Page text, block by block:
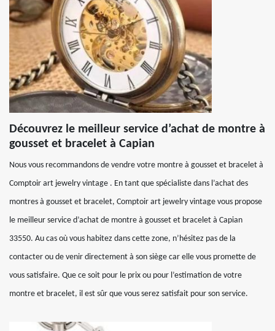
Découvrez le meilleur service d’achat de montre à
gousset et bracelet à Capian
Nous vous recommandons de vendre votre montre à gousset et bracelet à
Comptoir art jewelry vintage . En tant que spécialiste dans l’achat des
montres à gousset et bracelet, Comptoir art jewelry vintage vous propose
le meilleur service d’achat de montre à gousset et bracelet à Capian
33550. Au cas où vous habitez dans cette zone, n’hésitez pas de la
contacter ou de venir directement à son siège car elle vous promette de
vous satisfaire. Que ce soit pour le prix ou pour l’estimation de votre
montre et bracelet, il est sûr que vous serez satisfait pour son service.